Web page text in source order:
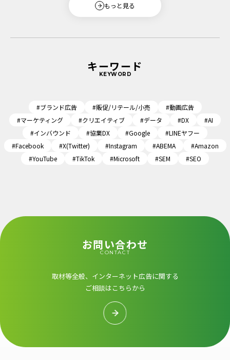
もっと見る
キーワード
KEYWORD
#ブランド広告 #販促/リテール/小売
#動画広告
#マーケティング
#クリエイティブ #データ #DX
#AI
#インバウンド
#協業DX #Google
#LINEヤフー
#Facebook
#X(Twitter) #Instagram #ABEMA
#Amazon
#YouTube
#TikTok #Microsoft #SEM #SEO
お問い合わせ
CONTACT
取材等全般、インターネット広告に関する
ご相談はこちらから